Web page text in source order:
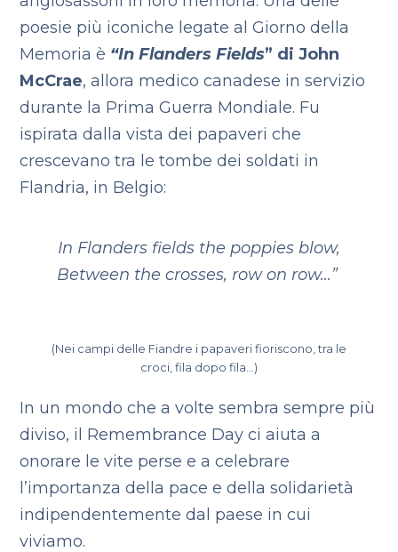
poesie più iconiche legate al Giorno della
Memoria è “In Flanders Fields” di John
McCrae, allora medico canadese in servizio
durante la Prima Guerra Mondiale. Fu
ispirata dalla vista dei papaveri che
crescevano tra le tombe dei soldati in
Flandria, in Belgio:
In Flanders fields the poppies blow,
Between the crosses, row on row…”
(Nei campi delle Fiandre i papaveri fioriscono, tra le
croci, fila dopo fila…)
In un mondo che a volte sembra sempre più
diviso, il Remembrance Day ci aiuta a
onorare le vite perse e a celebrare
l’importanza della pace e della solidarietà
indipendentemente dal paese in cui
viviamo.